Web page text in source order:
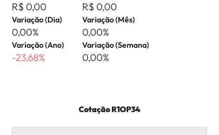
R$ 0,00 R$ 0,00
Variação (Dia)
0,00%
Variação (Mês)
0,00%
Variação (Ano)
-23,68%
Variação (Semana)
0,00%
CotaçãoR1OP34